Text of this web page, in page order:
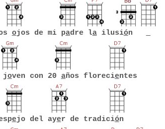
ojos de mi padre lailusión
joven con 20 años florecientes
ejo del ayer de tradición